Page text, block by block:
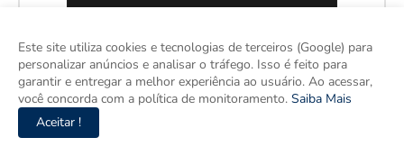
Este site utiliza cookies e tecnologias de terceiros (Google) para
personalizar anúncios e analisar o tráfego. Isso é feito para
garantir e entregar a melhor experiência ao usuário. Ao acessar,
você concorda com a política de monitoramento. Saiba Mais
Aceitar !